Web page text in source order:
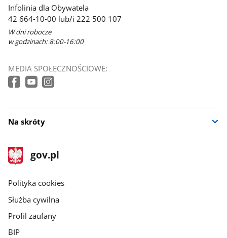
Infolinia dla Obywatela
42 664-10-00 lub/i 222 500 107
W dni robocze
w godzinach: 8:00-16:00
MEDIA SPOŁECZNOŚCIOWE:
Na skróty
stopka
gov.pl
Strona
gov.pl
gov.pl
Polityka cookies
Służba cywilna
Profil zaufany
BIP